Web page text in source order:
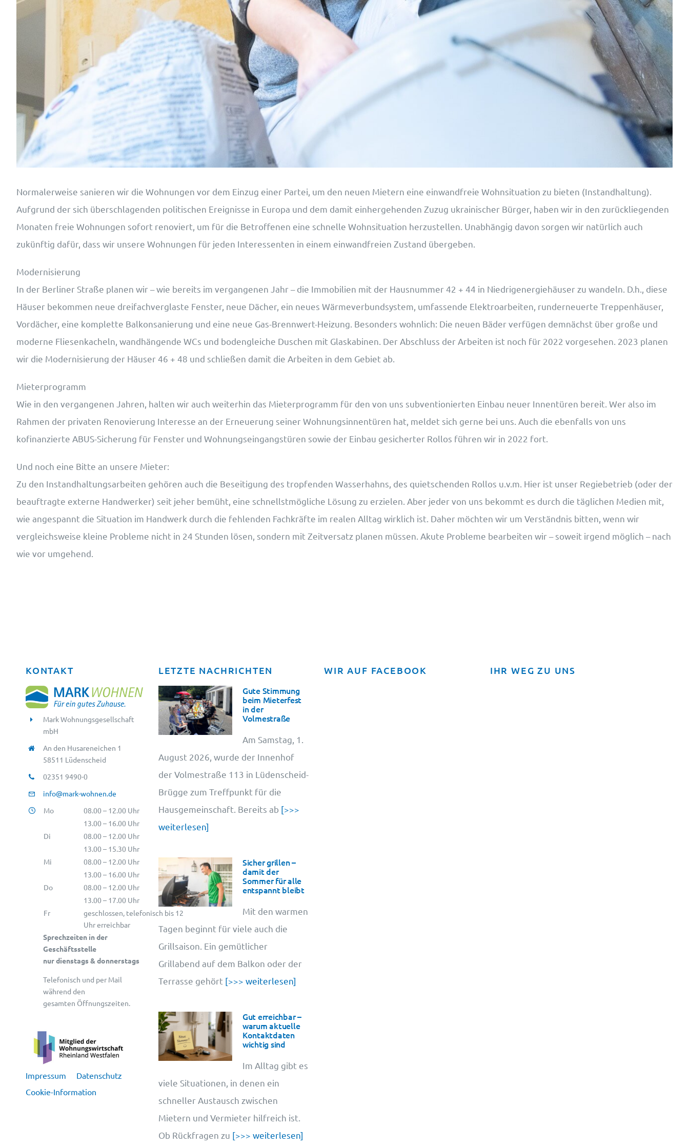
Normalerweise sanieren wir die Wohnungen vor dem Einzug einer Partei, um den neuen Mietern eine einwandfreie Wohnsituation zu bieten (Instandhaltung).
Aufgrund der sich überschlagenden politischen Ereignisse in Europa und dem damit einhergehenden Zuzug ukrainischer Bürger, haben wir in den zurückliegenden
Monaten freie Wohnungen sofort renoviert, um für die Betroffenen eine schnelle Wohnsituation herzustellen. Unabhängig davon sorgen wir natürlich auch
zukünftig dafür, dass wir unsere Wohnungen für jeden Interessenten in einem einwandfreien Zustand übergeben.
Modernisierung
In der Berliner Straße planen wir – wie bereits im vergangenen Jahr – die Immobilien mit der Hausnummer 42 + 44 in Niedrigenergiehäuser zu wandeln. D.h., diese
Häuser bekommen neue dreifachverglaste Fenster, neue Dächer, ein neues Wärmeverbundsystem, umfassende Elektroarbeiten, runderneuerte Treppenhäuser,
Vordächer, eine komplette Balkonsanierung und eine neue Gas-Brennwert-Heizung. Besonders wohnlich: Die neuen Bäder verfügen demnächst über große und
moderne Fliesenkacheln, wandhängende WCs und bodengleiche Duschen mit Glaskabinen. Der Abschluss der Arbeiten ist noch für 2022 vorgesehen. 2023 planen
wir die Modernisierung der Häuser 46 + 48 und schließen damit die Arbeiten in dem Gebiet ab.
Mieterprogramm
Wie in den vergangenen Jahren, halten wir auch weiterhin das Mieterprogramm für den von uns subventionierten Einbau neuer Innentüren bereit. Wer also im
Rahmen der privaten Renovierung Interesse an der Erneuerung seiner Wohnungsinnentüren hat, meldet sich gerne bei uns. Auch die ebenfalls von uns
kofinanzierte ABUS-Sicherung für Fenster und Wohnungseingangstüren sowie der Einbau gesicherter Rollos führen wir in 2022 fort.
Und noch eine Bitte an unsere Mieter:
Zu den Instandhaltungsarbeiten gehören auch die Beseitigung des tropfenden Wasserhahns, des quietschenden Rollos u.v.m. Hier ist unser Regiebetrieb (oder der
beauftragte externe Handwerker) seit jeher bemüht, eine schnellstmögliche Lösung zu erzielen. Aber jeder von uns bekommt es durch die täglichen Medien mit,
wie angespannt die Situation im Handwerk durch die fehlenden Fachkräfte im realen Alltag wirklich ist. Daher möchten wir um Verständnis bitten, wenn wir
vergleichsweise kleine Probleme nicht in 24 Stunden lösen, sondern mit Zeitversatz planen müssen. Akute Probleme bearbeiten wir – soweit irgend möglich – nach
wie vor umgehend.
KONTAKT
Mark Wohnungsgesellschaft
mbH
An den Husareneichen 1
58511 Lüdenscheid
02351 9490-0
info@mark-wohnen.de
Mo
08.00 – 12.00 Uhr
13.00 – 16.00 Uhr
Di
08.00 – 12.00 Uhr
13.00 – 15.30 Uhr
Mi
08.00 – 12.00 Uhr
13.00 – 16.00 Uhr
Do
08.00 – 12.00 Uhr
13.00 – 17.00 Uhr
Fr
geschlossen, telefonisch bis 12
Uhr erreichbar
Sprechzeiten in der
Geschäftsstelle
nur dienstags & donnerstags
Telefonisch und per Mail
während den
gesamten Öffnungszeiten.
Impressum
Datenschutz
Cookie-Information
LETZTE NACHRICHTEN
Gute Stimmung
beim Mieterfest
in der
Volmestraße
Am Samstag, 1.
August 2026, wurde der Innenhof
der Volmestraße 113 in Lüdenscheid-
Brügge zum Treffpunkt für die
Hausgemeinschaft. Bereits ab [>>>
weiterlesen]
Sicher grillen –
damit der
Sommer für alle
entspannt bleibt
Mit den warmen
Tagen beginnt für viele auch die
Grillsaison. Ein gemütlicher
Grillabend auf dem Balkon oder der
Terrasse gehört[>>> weiterlesen]
Gut erreichbar –
warum aktuelle
Kontaktdaten
wichtig sind
Im Alltag gibt es
viele Situationen, in denen ein
schneller Austausch zwischen
Mietern und Vermieter hilfreich ist.
Ob Rückfragen zu [>>> weiterlesen]
WIR AUF FACEBOOK IHR WEG ZU UNS